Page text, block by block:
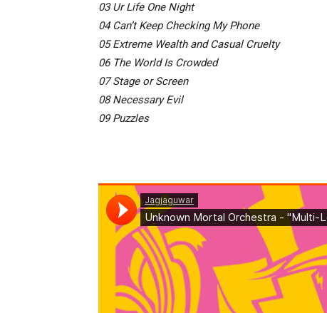
03 Ur Life One Night
04 Can’t Keep Checking My Phone
05 Extreme Wealth and Casual Cruelty
06 The World Is Crowded
07 Stage or Screen
08 Necessary Evil
09 Puzzles